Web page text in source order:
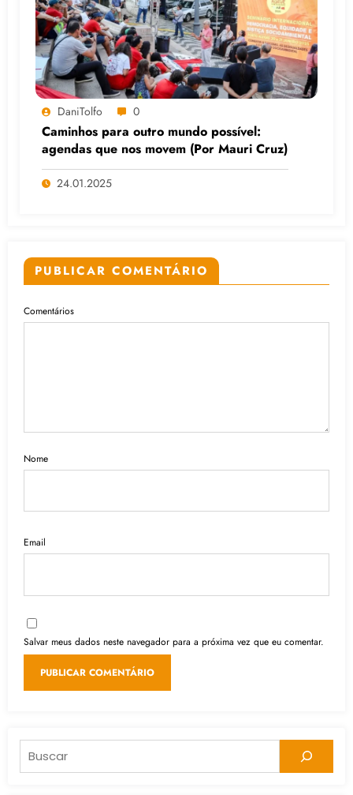
DaniTolfo 0
Caminhos para outro mundo possível:
agendas que nos movem (Por Mauri Cruz)
24.01.2025
PUBLICAR COMENTÁRIO
Comentários
Nome
Email
Salvar meus dados neste navegador para a próxima vez que eu comentar.
Pesquisar